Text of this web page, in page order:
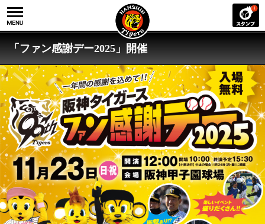
「ファン感謝デー2025」開催